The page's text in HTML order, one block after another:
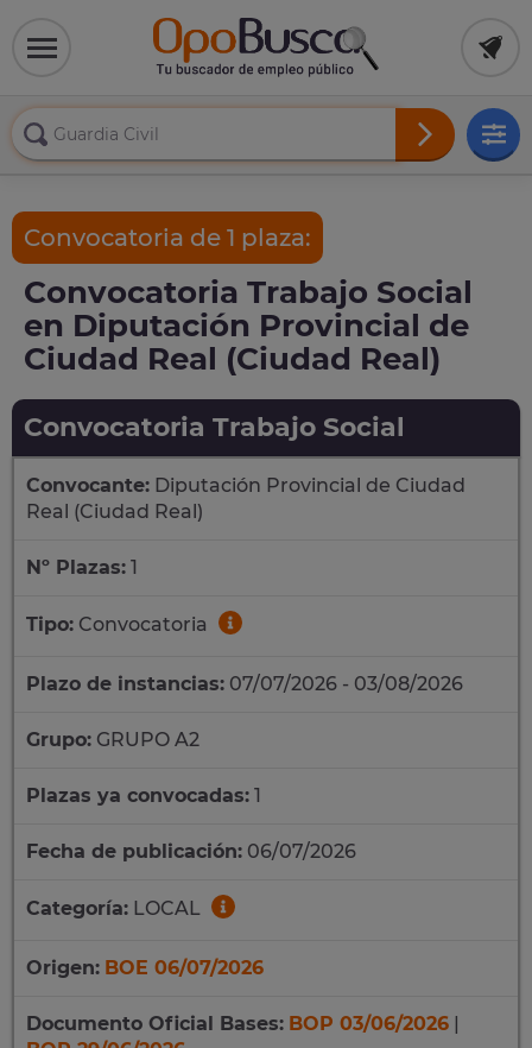
Convocatoria de 1 plaza:
Convocatoria Trabajo Social
en Diputación Provincial de
Ciudad Real (Ciudad Real)
Convocatoria Trabajo Social
Convocante: Diputación Provincial de Ciudad
Real (Ciudad Real)
Nº Plazas: 1
Tipo: Convocatoria
Plazo de instancias: 07/07/2026 - 03/08/2026
Grupo: GRUPO A2
Plazas ya convocadas: 1
Fecha de publicación: 06/07/2026
Categoría: LOCAL
Origen: BOE 06/07/2026
Documento Oficial Bases: BOP 03/06/2026 |